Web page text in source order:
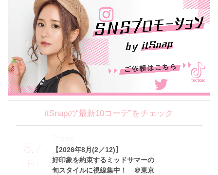
itSnapの“最新10コーデ”をチェック
8.7
Fri
【2026年8月(2／12)】
好印象を約束するミッドサマーの
旬スタイルに視線集中！ ＠東京
Theme